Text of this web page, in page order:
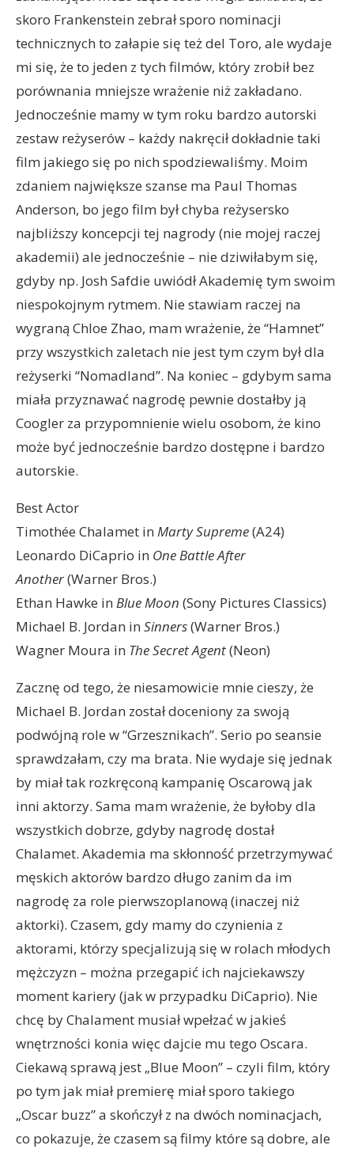
skoro Frankenstein zebrał sporo nominacji
technicznych to załapie się też del Toro, ale wydaje
mi się, że to jeden z tych filmów, który zrobił bez
porównania mniejsze wrażenie niż zakładano.
Jednocześnie mamy w tym roku bardzo autorski
zestaw reżyserów – każdy nakręcił dokładnie taki
film jakiego się po nich spodziewaliśmy. Moim
zdaniem największe szanse ma Paul Thomas
Anderson, bo jego film był chyba reżysersko
najbliższy koncepcji tej nagrody (nie mojej raczej
akademii) ale jednocześnie – nie dziwiłabym się,
gdyby np. Josh Safdie uwiódł Akademię tym swoim
niespokojnym rytmem. Nie stawiam raczej na
wygraną Chloe Zhao, mam wrażenie, że “Hamnet”
przy wszystkich zaletach nie jest tym czym był dla
reżyserki “Nomadland”. Na koniec – gdybym sama
miała przyznawać nagrodę pewnie dostałby ją
Coogler za przypomnienie wielu osobom, że kino
może być jednocześnie bardzo dostępne i bardzo
autorskie.
Best Actor
Timothée Chalamet in Marty Supreme(A24)
Leonardo DiCaprio in One Battle After
Another(Warner Bros.)
Ethan Hawke in Blue Moon (Sony Pictures Classics)
Michael B. Jordan in Sinners(Warner Bros.)
Wagner Moura in The Secret Agent(Neon)
Zacznę od tego, że niesamowicie mnie cieszy, że
Michael B. Jordan został doceniony za swoją
podwójną role w “Grzesznikach”. Serio po seansie
sprawdzałam, czy ma brata. Nie wydaje się jednak
by miał tak rozkręconą kampanię Oscarową jak
inni aktorzy. Sama mam wrażenie, że byłoby dla
wszystkich dobrze, gdyby nagrodę dostał
Chalamet. Akademia ma skłonność przetrzymywać
męskich aktorów bardzo długo zanim da im
nagrodę za role pierwszoplanową (inaczej niż
aktorki). Czasem, gdy mamy do czynienia z
aktorami, którzy specjalizują się w rolach młodych
mężczyzn – można przegapić ich najciekawszy
moment kariery (jak w przypadku DiCaprio). Nie
chcę by Chalament musiał wpełzać w jakieś
wnętrzności konia więc dajcie mu tego Oscara.
Ciekawą sprawą jest „Blue Moon” – czyli film, który
po tym jak miał premierę miał sporo takiego
„Oscar buzz” a skończył z na dwóch nominacjach,
co pokazuje, że czasem są filmy które są dobre, ale